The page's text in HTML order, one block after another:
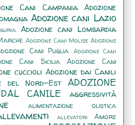
Cani Campania
Adozione
Adozione cani Lazio
Adozione cani Lombardia
Adozione Cani Molise Adozione
Cani Puglia Adozione Cani
Cani Sicilia
Adozione Cani
cuccioli Adozione dai Canili
del Nord-Est ADOZIONE
CANILE
aggressività
alimentazione olistica
allevatori Amore